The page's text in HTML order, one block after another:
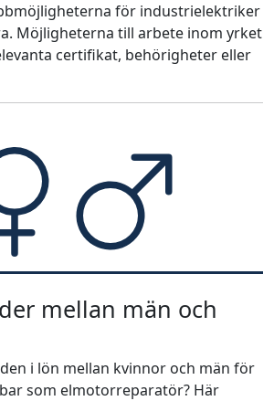
för industrielektriker
Möjligheterna till arbete inom yrket
certifikat, behörigheter eller
mellan män och
i lön mellan kvinnor och män för
som elmotorreparatör? Här